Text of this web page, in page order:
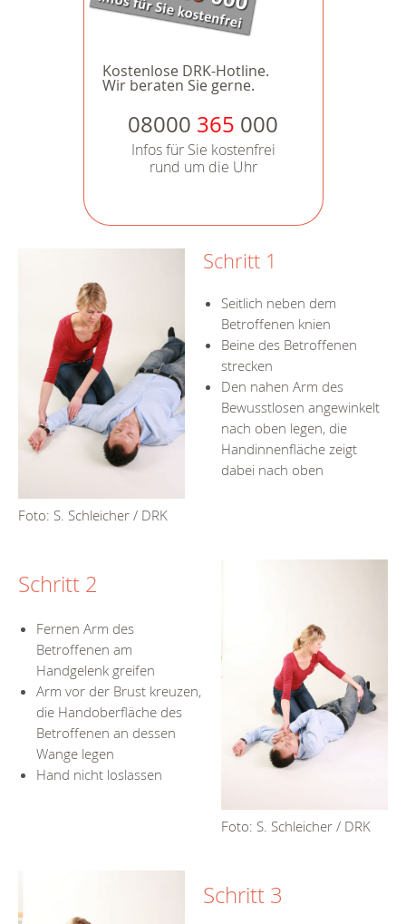
Kostenlose DRK-Hotline.
Wir beraten Sie gerne.
08000 365 000
Infos für Sie kostenfrei
rund um die Uhr
Foto: S. Schleicher / DRK
Schritt 1
Seitlich neben dem
Betroffenen knien
Beine des Betroffenen
strecken
Den nahen Arm des
Bewusstlosen angewinkelt
nach oben legen, die
Handinnenfläche zeigt
dabei nach oben
Foto: S. Schleicher / DRK
Schritt 2
Fernen Arm des
Betroffenen am
Handgelenk greifen
Arm vor der Brust kreuzen,
die Handoberfläche des
Betroffenen an dessen
Wange legen
Hand nicht loslassen
Schritt 3